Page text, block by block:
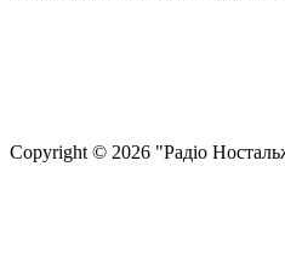
Сopyright © 2026 "Радіо